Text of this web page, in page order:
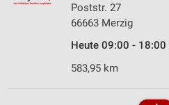
Poststr. 27
66663 Merzig
Heute 09:00 - 18:00
583,95 km